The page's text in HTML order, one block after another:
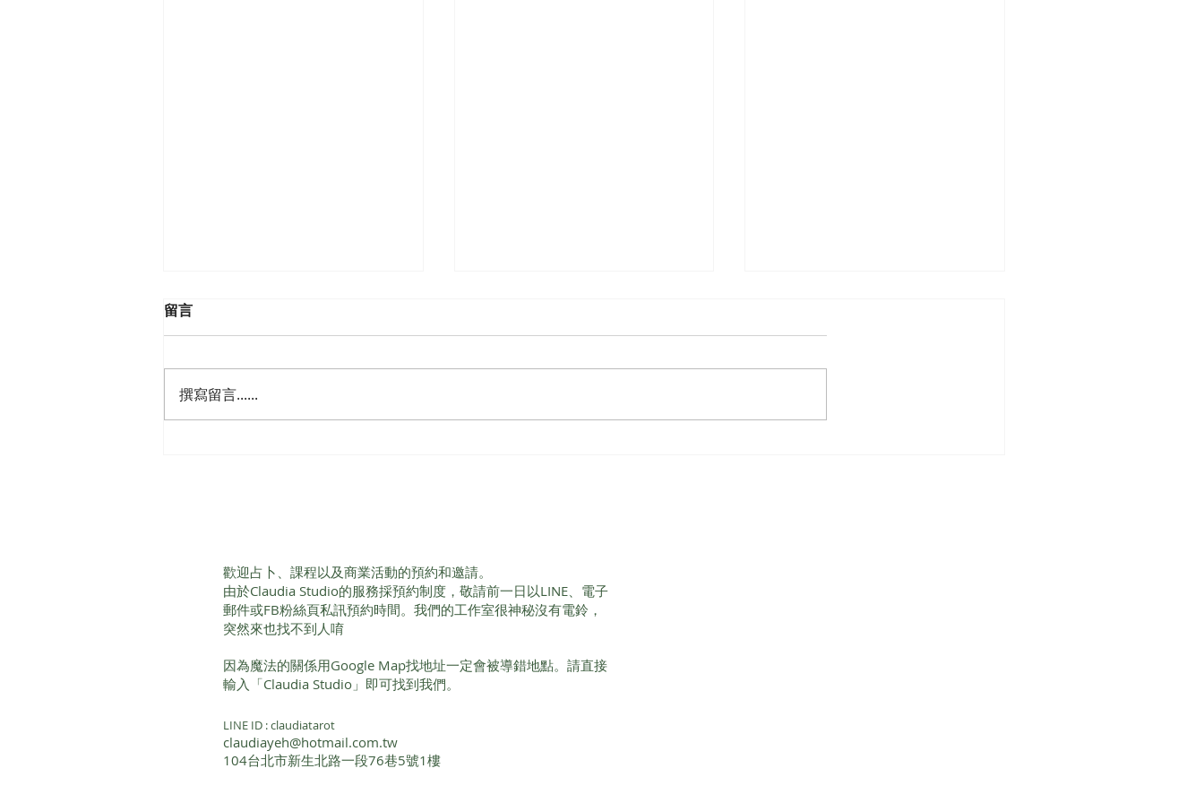
峰迴路轉的流年占卜個案
留言
撰寫留言......
歡迎占卜、課程以及商業活動的預約和邀請。
由於Claudia Studio的服務採預約制度，敬請前一日以LINE、電子
郵件或FB粉絲頁私訊預約時間。我們的工作室很神秘沒有電鈴，
突然來也找不到人唷
因為魔法的關係用Google Map找地址一定會被導錯地點。請直接
輸入「Claudia Studio」即可找到我們。
LINE ID : claudiatarot
claudiayeh@hotmail.com.tw
104台北市新生北路一段76巷5號1樓